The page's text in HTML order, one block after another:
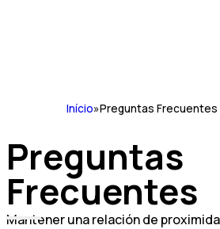
Início»Preguntas Frecuentes
Preguntas
Frecuentes
Mantener una relación de